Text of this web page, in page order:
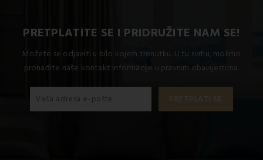
PRETPLATITE SE I PRIDRUŽITE NAM SE!
Možete se odjaviti u bilo kojem trenutku. U tu svrhu, molimo
pronađite naše kontakt informacije u pravnim obavijestima.